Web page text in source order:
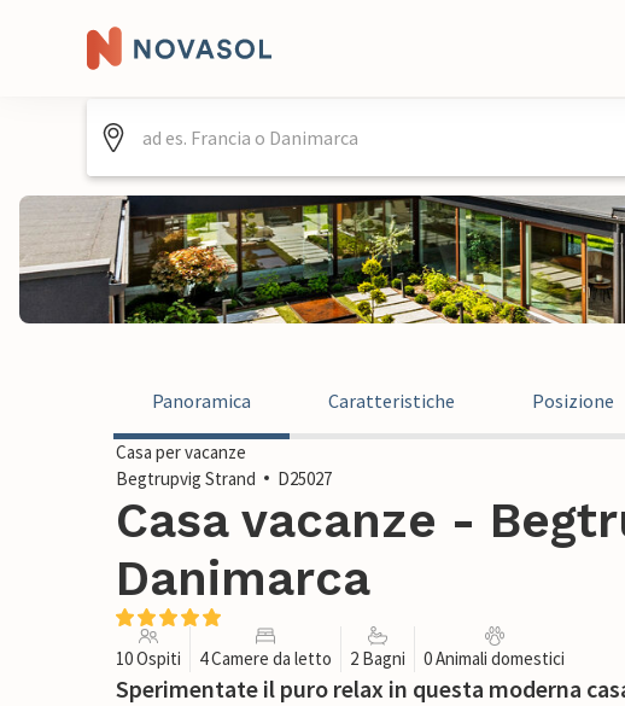
Panoramica Caratteristiche Posizione
Casa per vacanze
Begtrupvig Strand
D25027
Casa vacanze -
Danimarca
10 Ospiti 4 Camere da letto 2 Bagni 0 Animali domestici
Sperimentate il puro relax in questa moderna